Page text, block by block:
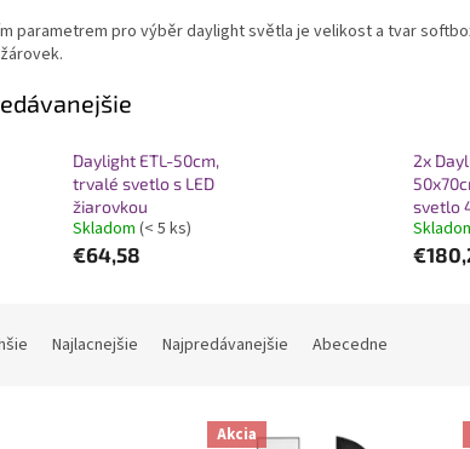
parametrem pro výběr daylight světla je velikost a tvar
Daylight ETL-50cm,
trvalé svetlo s LED
žiarovkou
Skladom (< 5 ks)
€64,58
2x
svetlo
Najlacnejšie Najpredávanejšie Abecedne
Akcia